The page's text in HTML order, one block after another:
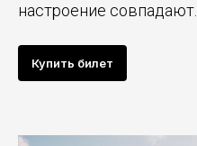
настроение совпадают.
Купить билет